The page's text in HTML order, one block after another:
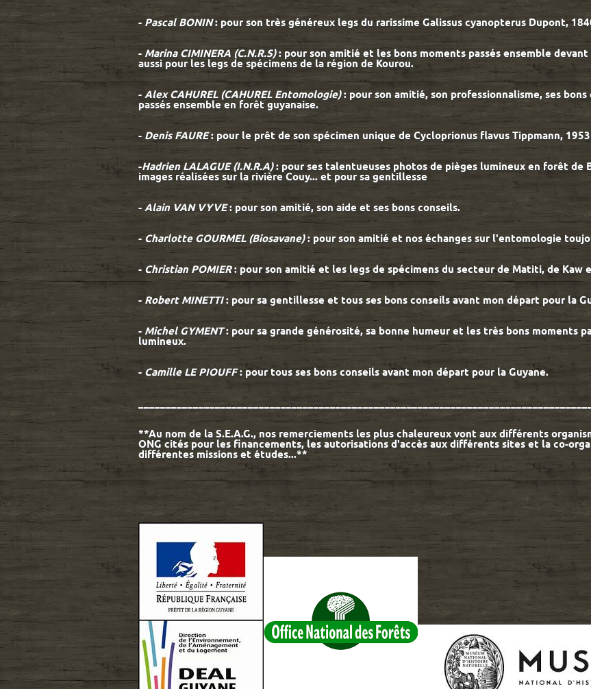
- Pascal BONIN: pour son très généreux legs du rarissime Galissus cyanopterus Dupont,
- Marina CIMINERA (C.N.R.S) : pour son amitié et les bons moments passés ensemble
aussi pour les legs de spécimens de la région de Kourou.
- Alex CAHUREL (CAHUREL Entomologie): pour son amitié, son professionnalisme, ses
passés ensemble en forêt guyanaise.
- Denis FAURE: pour le prêt de son spécimen unique de Cycloprionus flavus Tippmann,
-Hadrien LALAGUE (I.N.R.A): pour ses talentueuses photos de pièges lumineux en forêt de
images réalisées sur la rivière Couy... et pour sa gentillesse
- Alain VAN VYVE: pour son amitié, son aide et ses bons conseils.
-Charlotte GOURMEL(Biosavane): pour son amitié et nos échanges sur l'entomologie
- Christian POMIER: pour son amitié et les legs de spécimens du secteur de Matiti, de Kaw
- Robert MINETTI: pour sa gentillesse et tous ses bons conseils avant mon départ pour la
- Michel GYMENT: pour sa grande générosité, sa bonne humeur et les très bons moments
lumineux.
- Camille LE PIOUFF: pour tous ses bons conseils avant mon départ pour la Guyane.
**Au nom de la S.E.A.G., nos remerciements les plus chaleureux vont aux différents
ONG cités pour les financements, les autorisations d'accès aux différents sites et la co-
différentes missions et études...**